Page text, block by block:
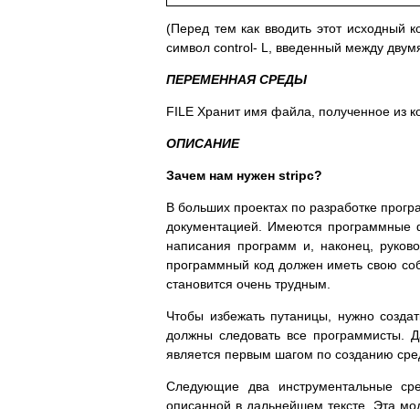
(Перед тем как вводить этот исходный
символ control- L, введенный между
ПЕРЕМЕННАЯ СРЕДЫ
FILE Хранит имя файла, полученное из
ОПИСАНИЕ
Зачем нам нужен stripc?
В больших проектах по разработке
документацией. Имеются
написания программ и, наконец,
программный код должен иметь свою
становится очень трудным.
Чтобы избежать путаницы, нужно
должны следовать все программисты.
является первым шагом по созданию
Следующие два инструментальные
описанной в дальнейшем тексте. Эта